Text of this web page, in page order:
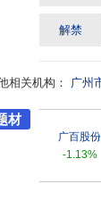
成功发行
大新品牌是
政府质量奖
解禁
相关机构： 广州
材
广百股份
-1.13%